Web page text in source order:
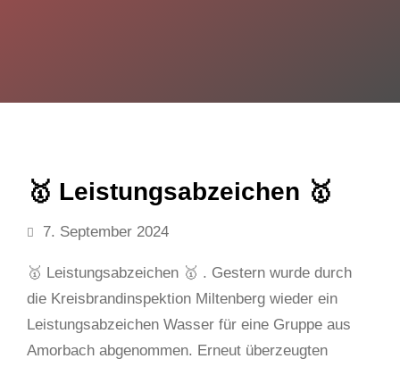
🥇 Leistungsabzeichen 🥇
7. September 2024
🥇 Leistungsabzeichen 🥇 . Gestern wurde durch
die Kreisbrandinspektion Miltenberg wieder ein
Leistungsabzeichen Wasser für eine Gruppe aus
Amorbach abgenommen. Erneut überzeugten